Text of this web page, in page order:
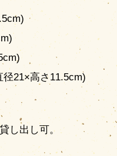
21×高さ11.5cm)
し出し可。